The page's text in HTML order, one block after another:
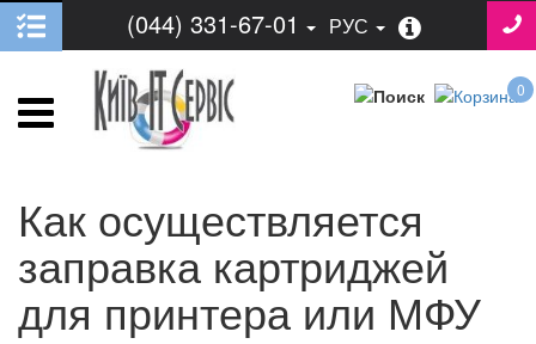
(044) 331-67-01 РУС
0
Как осуществляется
заправка картриджей
для принтера или МФУ